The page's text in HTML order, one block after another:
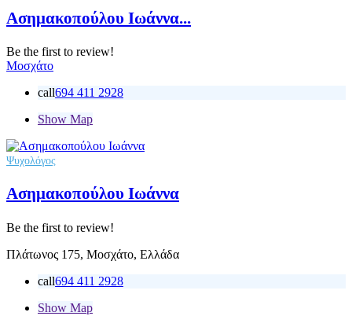
Ασημακοπούλου Ιωάννα...
Be the first to review!
Μοσχάτο
call694 411 2928
Show Map
Ψυχολόγος
Ασημακοπούλου Ιωάννα
Be the first to review!
Πλάτωνος 175, Μοσχάτο, Ελλάδα
call694 411 2928
Show Map